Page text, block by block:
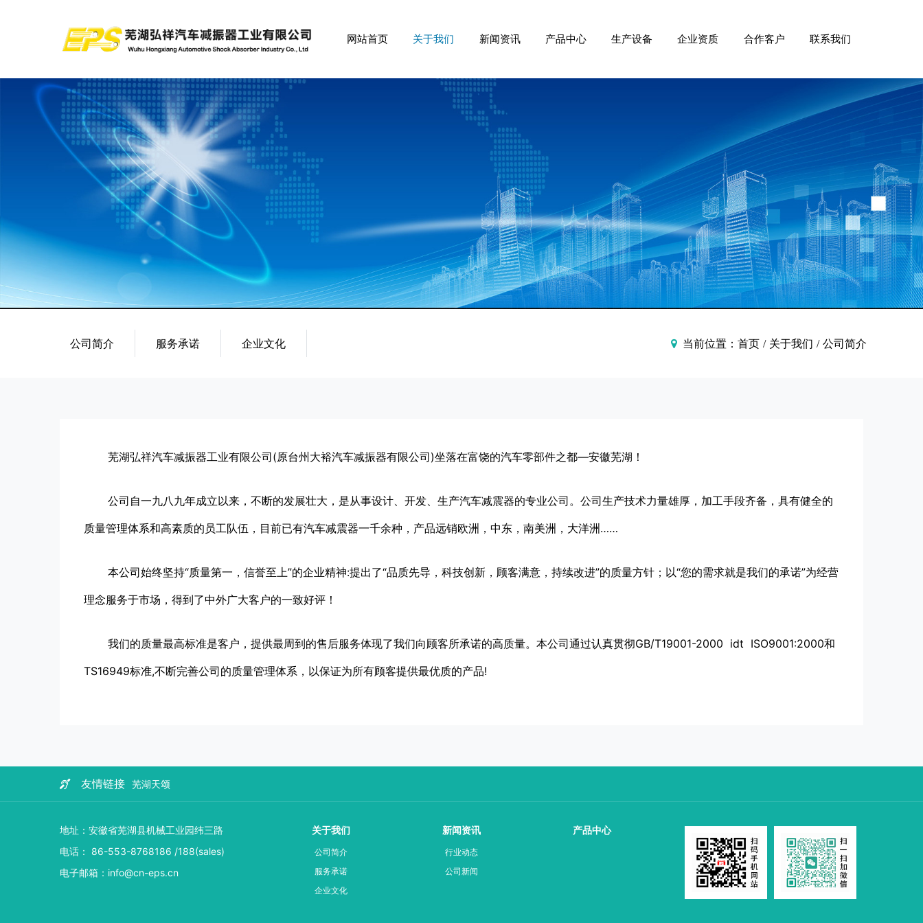
网站首页 关于我们 新闻资讯 产品中心 生产设备 企业资质 合作客户 联系我们
公司简介 服务承诺 企业文化 当前位置： 首页 / 关于我们 / 公司简介
芜湖弘祥汽车减振器工业有限公司(原台州大裕汽车减振器有限公司)坐落在富饶的汽车零部件之都—安徽芜湖！
公司自一九八九年成立以来，不断的发展壮大，是从事设计、开发、生产汽车减震器的专业公司。公司生产技术力量雄厚，加工手段齐备，具有健全的
质量管理体系和高素质的员工队伍，目前已有汽车减震器一千余种，产品远销欧洲，中东，南美洲，大洋洲……
本公司始终坚持“质量第一，信誉至上”的企业精神:提出了“品质先导，科技创新，顾客满意，持续改进”的质量方针；以“您的需求就是我们的承诺”为经营
理念服务于市场，得到了中外广大客户的一致好评！
我们的质量最高标准是客户，提供最周到的售后服务体现了我们向顾客所承诺的高质量。本公司通过认真贯彻GB/T19001-2000 idt ISO9001:2000和
TS16949标准,不断完善公司的质量管理体系，以保证为所有顾客提供最优质的产品!
友情链接 芜湖天颂
地址： 安徽省芜湖县机械工业园纬三路
电话 ：
86-553-8768186 /188(sales)
电子邮箱： info@cn-eps.cn
关于我们
公司简介
服务承诺
企业文化
新闻资讯
行业动态
公司新闻
产品中心